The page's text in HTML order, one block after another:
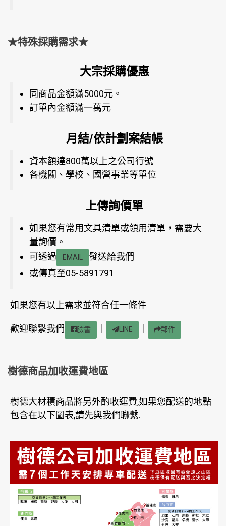
★特殊採購需求★
大宗採購優惠
同商品金額滿5000元。
訂單內金額滿一萬元
月結/依計劃案結帳
資本額達800萬以上之公司行號
各機關、學校、國營事業等單位
上傳詢價單
如果您有常用文具清單或領用清單，需要大
量詢價。
可透過
EMAIL
發送給我們
或傳真至05-5891791
如果您有以上需求並符合任一條件
歡迎聯繫我們 臉書 LINE 郵件
樹德商品加收運費地區
樹德大材積商品將另外酌收運費,如果您配送的地點
包含在以下圖表,請先與我們聯繫.